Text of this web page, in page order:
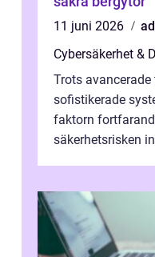
11 juni 2026
Cybersäkerhet &
Trots
sofistikerade
faktorn
säkerhetsrisken